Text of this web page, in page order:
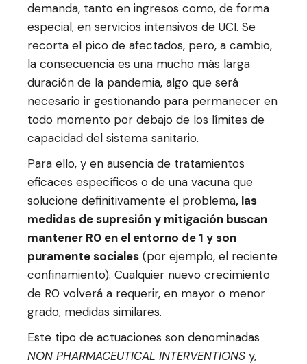
demanda, tanto en ingresos como, de forma
especial, en servicios intensivos de UCI. Se
recorta el pico de afectados, pero, a cambio,
la consecuencia es una mucho más larga
duración de la pandemia, algo que será
necesario ir gestionando para permanecer en
todo momento por debajo de los límites de
capacidad del sistema sanitario.
Para ello, y en ausencia de tratamientos
eficaces específicos o de una vacuna que
solucione definitivamente el problema, las
medidas de supresión y mitigación buscan
mantener R0 en el entorno de 1 y son
puramente sociales (por ejemplo, el reciente
confinamiento). Cualquier nuevo crecimiento
de R0 volverá a requerir, en mayor o menor
grado, medidas similares.
Este tipo de actuaciones son denominadas
NON PHARMACEUTICAL INTERVENTIONS y,